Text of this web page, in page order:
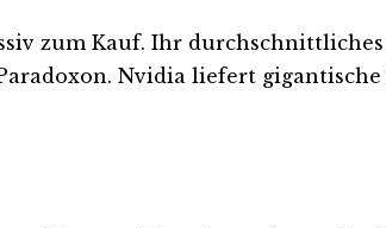
zum Kauf. Ihr
Nvidia liefert